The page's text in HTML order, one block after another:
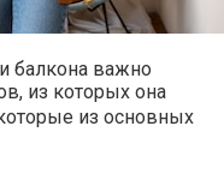
балкона важно
из которых она
из основных